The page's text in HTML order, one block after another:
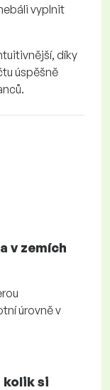
vyplnit
díky
úspěšně
v zemích
úrovně v
kolik si